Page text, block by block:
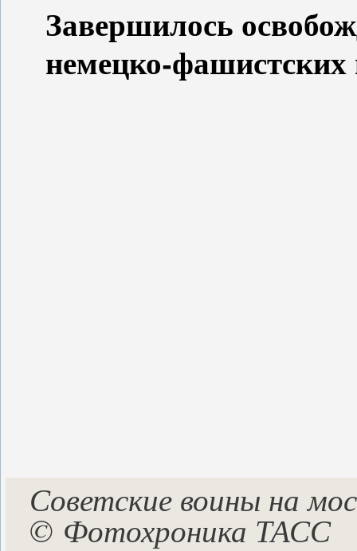
Завершилось
немецко-фашистских
Советские воины на
© Фотохроника ТАСС